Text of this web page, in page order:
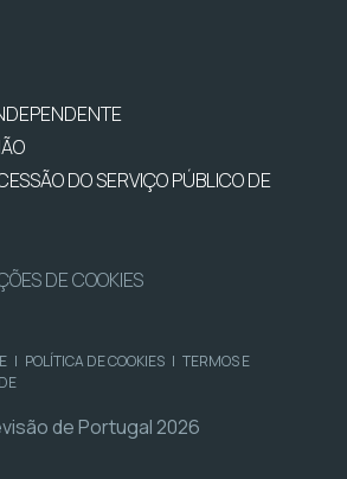
DO SERVIÇO PÚBLICO DE
DE COOKIES
| POLÍTICA DE COOKIES | TERMOS E
de Portugal 2026